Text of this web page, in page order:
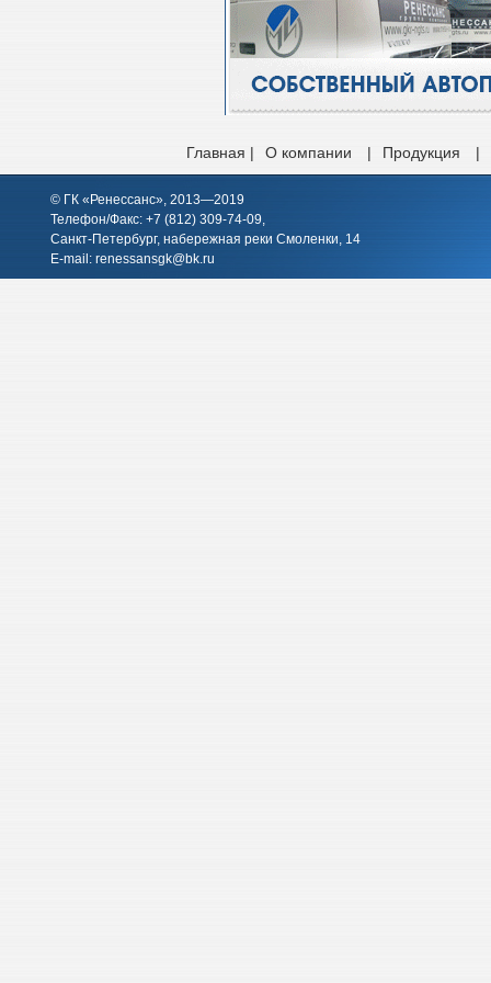
Главная | О компании | Продукция |
© ГК «Ренессанс», 2013—2019
Телефон/Факс: +7 (812) 309-74-09,
Санкт-Петербург, набережная реки Смоленки, 14
E-mail: renessansgk@bk.ru